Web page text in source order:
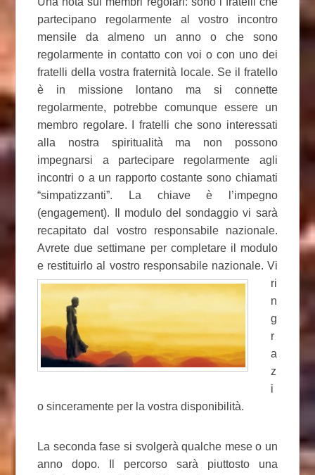
partecipano regolarmente al vostro incontro
mensile da almeno un anno o che sono
regolarmente in contatto con voi o con uno dei
fratelli della vostra fraternità locale. Se il fratello
è in missione lontano ma si connette
regolarmente, potrebbe comunque essere un
membro regolare. I fratelli che sono interessati
alla nostra spiritualità ma non possono
impegnarsi a partecipare regolarmente agli
incontri o a un rapporto costante sono chiamati
“simpatizzanti”. La chiave è l’impegno
(engagement). Il modulo del sondaggio vi sarà
recapitato dal vostro responsabile nazionale.
Avrete due settimane per completare il modulo
e restituirlo al vostro responsabile nazionale. Vi
ri
n
g
r
a
z
i
o sinceramente per la vostra disponibilità.
La seconda fase si svolgerà qualche mese o un
anno dopo. Il percorso sarà piuttosto una